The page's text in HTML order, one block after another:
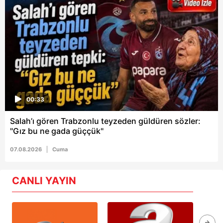
00:33
Salah’ı gören Trabzonlu teyzeden güldüren sözler:
"Gız bu ne gada güççük"
07.08.2026 Cuma
CANLI YAYIN